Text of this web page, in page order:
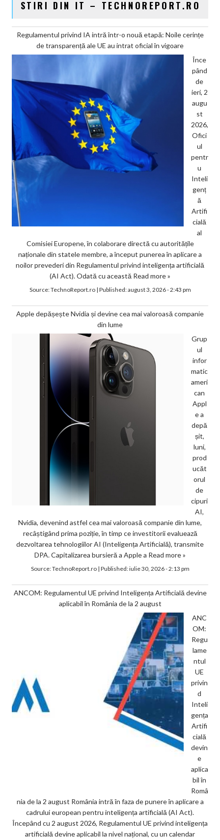
STIRI DIN IT – TECHNOREPORT.RO
Regulamentul privind IA intră într-o nouă etapă: Noile cerințe
de transparență ale UE au intrat oficial în vigoare
Înce
pând
de
ieri, 2
augu
st
2026,
Ofici
ul
pentr
u
Inteli
genț
ă
Artifi
cială
al
Comisiei Europene, în colaborare directă cu autoritățile
naționale din statele membre, a început punerea în aplicare a
noilor prevederi din Regulamentul privind inteligența artificială
(AI Act). Odată cu această Read more »
Source:TechnoReport.ro| Published:august 3, 2026 - 2:43 pm
Apple depășește Nvidia și devine cea mai valoroasă companie
din lume
Grup
ul
infor
matic
ameri
can
Appl
e a
depă
șit,
luni,
prod
ucăt
orul
de
cipuri
AI,
Nvidia, devenind astfel cea mai valoroasă companie din lume,
recâștigând prima poziție, în timp ce investitorii evaluează
dezvoltarea tehnologiilor AI (Inteligența Artificială), transmite
DPA. Capitalizarea bursieră a Apple a Read more »
Source:TechnoReport.ro| Published:iulie 30, 2026 - 2:13 pm
ANCOM: Regulamentul UE privind Inteligența Artificială devine
aplicabil în România de la 2 august
ANC
OM:
Regu
lame
ntul
UE
privin
d
Inteli
gența
Artifi
cială
devin
e
aplica
bil în
Româ
nia de la 2 august România intră în faza de punere în aplicare a
cadrului european pentru inteligența artificială (AI Act).
Începând cu 2 august 2026, Regulamentul UE privind inteligența
artificială devine aplicabil la nivel național, cu un calendar